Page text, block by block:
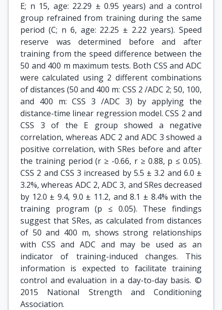
E; n 15, age: 22.29 ± 0.95 years) and a control
group refrained from training during the same
period (C; n 6, age: 22.25 ± 2.22 years). Speed
reserve was determined before and after
training from the speed difference between the
50 and 400 m maximum tests. Both CSS and ADC
were calculated using 2 different combinations
of distances (50 and 400 m: CSS 2 /ADC 2; 50, 100,
and 400 m: CSS 3 /ADC 3) by applying the
distance-time linear regression model. CSS 2 and
CSS 3 of the E group showed a negative
correlation, whereas ADC 2 and ADC 3 showed a
positive correlation, with SRes before and after
the training period (r ≥ -0.66, r ≥ 0.88, p ≤ 0.05).
CSS 2 and CSS 3 increased by 5.5 ± 3.2 and 6.0 ±
3.2%, whereas ADC 2, ADC 3, and SRes decreased
by 12.0 ± 9.4, 9.0 ± 11.2, and 8.1 ± 8.4% with the
training program (p ≤ 0.05). These findings
suggest that SRes, as calculated from distances
of 50 and 400 m, shows strong relationships
with CSS and ADC and may be used as an
indicator of training-induced changes. This
information is expected to facilitate training
control and evaluation in a day-to-day basis. ©
2015 National Strength and Conditioning
Association.